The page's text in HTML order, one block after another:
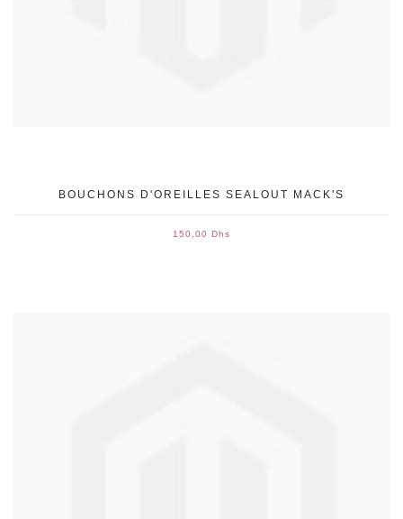
BOUCHONS D'OREILLES SEALOUT MACK'S
150,00 Dhs